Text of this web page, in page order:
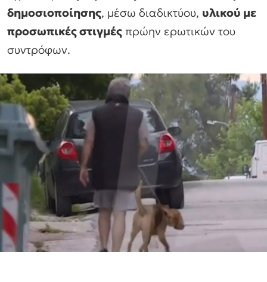
δημοσιοποίησης, μέσω διαδικτύου, υλικού με
προσωπικές στιγμές πρώην ερωτικών του
συντρόφων.